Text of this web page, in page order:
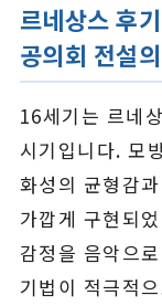
르네상스 후
공의회 전설
16세기는 르네
시기입니다. 모
화성의 균형감
가깝게 구현되
감정을 음악으
기법이 적극적